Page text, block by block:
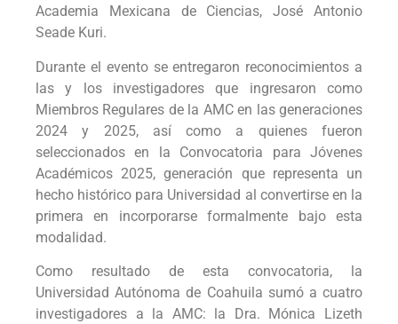
Academia Mexicana de Ciencias, José Antonio
Seade Kuri.
Durante el evento se entregaron reconocimientos a
las y los investigadores que ingresaron como
Miembros Regulares de la AMC en las generaciones
2024 y 2025, así como a quienes fueron
seleccionados en la Convocatoria para Jóvenes
Académicos 2025, generación que representa un
hecho histórico para Universidad al convertirse en la
primera en incorporarse formalmente bajo esta
modalidad.
Como resultado de esta convocatoria, la
Universidad Autónoma de Coahuila sumó a cuatro
investigadores a la AMC: la Dra. Mónica Lizeth